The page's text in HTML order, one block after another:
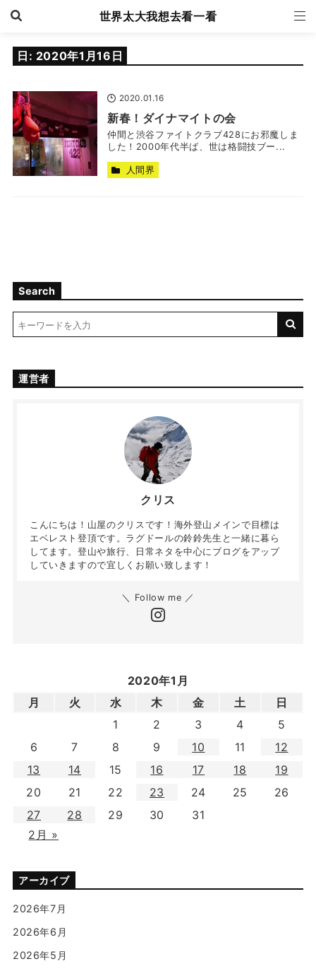
世界太大我想去看一看
日: 2020年1月16日
2020.01.16
新春！ダイナマイトの会
仲間と渋谷ファイトクラブ428にお邪魔しま
した！2000年代半ば、世は格闘技ブー...
人間界
Search
運営者
クリス
こんにちは！山屋のクリスです！海外登山メインで目標は
エベレスト登頂です。ラグドールの鈴鈴先生と一緒に暮ら
してます。登山や旅行、日常ネタを中心にブログをアップ
していきますので宜しくお願い致します！
＼ Follow me ／
2020年1月
月
火 水 木 金 土
日
1
2 3 4
5
6
7 8 9 10 11
12
13
14 15 16 17 18
19
20
21 22 23 24 25
26
27
28 29 30
31
2月 »
アーカイブ
2026年7月
2026年6月
2026年5月